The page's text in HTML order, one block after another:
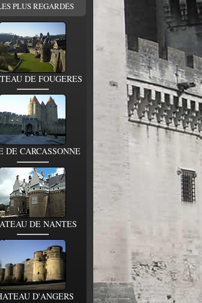
PLUS REGARDÉS
DE FOUGERES
DE CARCASSONNE
DE NANTES
D'ANGERS